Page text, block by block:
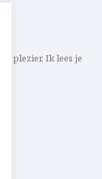
plezier. Ik lees je